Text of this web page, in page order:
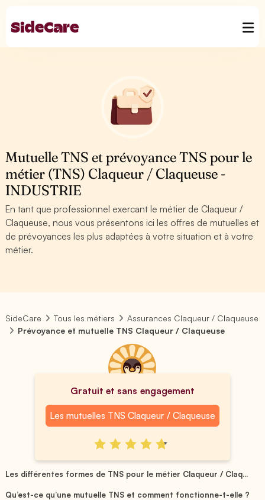
Mutuelle TNS et prévoyance TNS pour le
métier (TNS) Claqueur / Claqueuse -
INDUSTRIE
En tant que professionnel exercant le métier de Claqueur /
Claqueuse, nous vous présentons ici les offres de mutuelles et
de prévoyances les plus adaptées à votre situation et à votre
métier.
SideCare Tous les métiers
Assurances Claqueur / Claqueuse
Prévoyance et mutuelle TNS Claqueur / Claqueuse
Gratuit et sans engagement
Les mutuelles TNS Claqueur / Claqueuse
Les différentes formes de TNS pour le métier Claqueur / Claq...
Qu’est-ce qu’une mutuelle TNS et comment fonctionne-t-elle ?